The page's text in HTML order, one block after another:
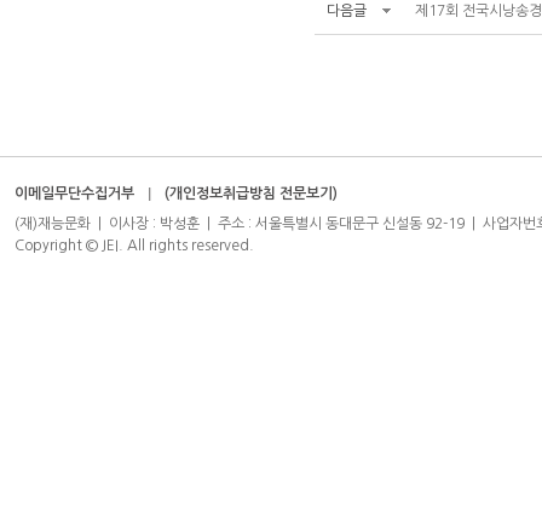
다음글 제17회 전국시낭송
이메일무단수집거부 (개인정보취급방침 전문보기)
(재)재능문화 | 이사장 : 박성훈 | 주소 : 서울특별시 동대문구 신설동 92-19 | 사
Copyright © JEI. All rights reserved.